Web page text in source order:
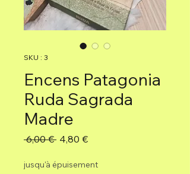
SKU : 3
Encens Patagonia
Ruda Sagrada
Madre
6,00 € Prix
4,80 €Prix
jusqu'à épuisement